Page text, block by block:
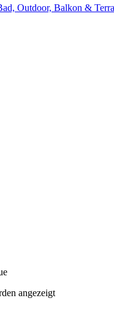
Outdoor, Balkon &
angezeigt